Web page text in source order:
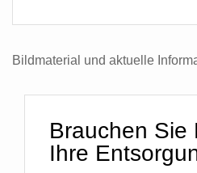
Bildmaterial und aktuelle
Brauchen Sie
Ihre